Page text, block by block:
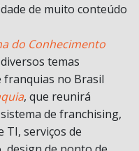
de muito conteúdo
do Conhecimento
temas
franquias no Brasil
, que reunirá
de franchising,
serviços de